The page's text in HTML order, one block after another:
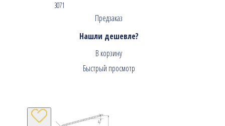
3071
Предзаказ
Нашли дешевле?
В корзину
Быстрый просмотр